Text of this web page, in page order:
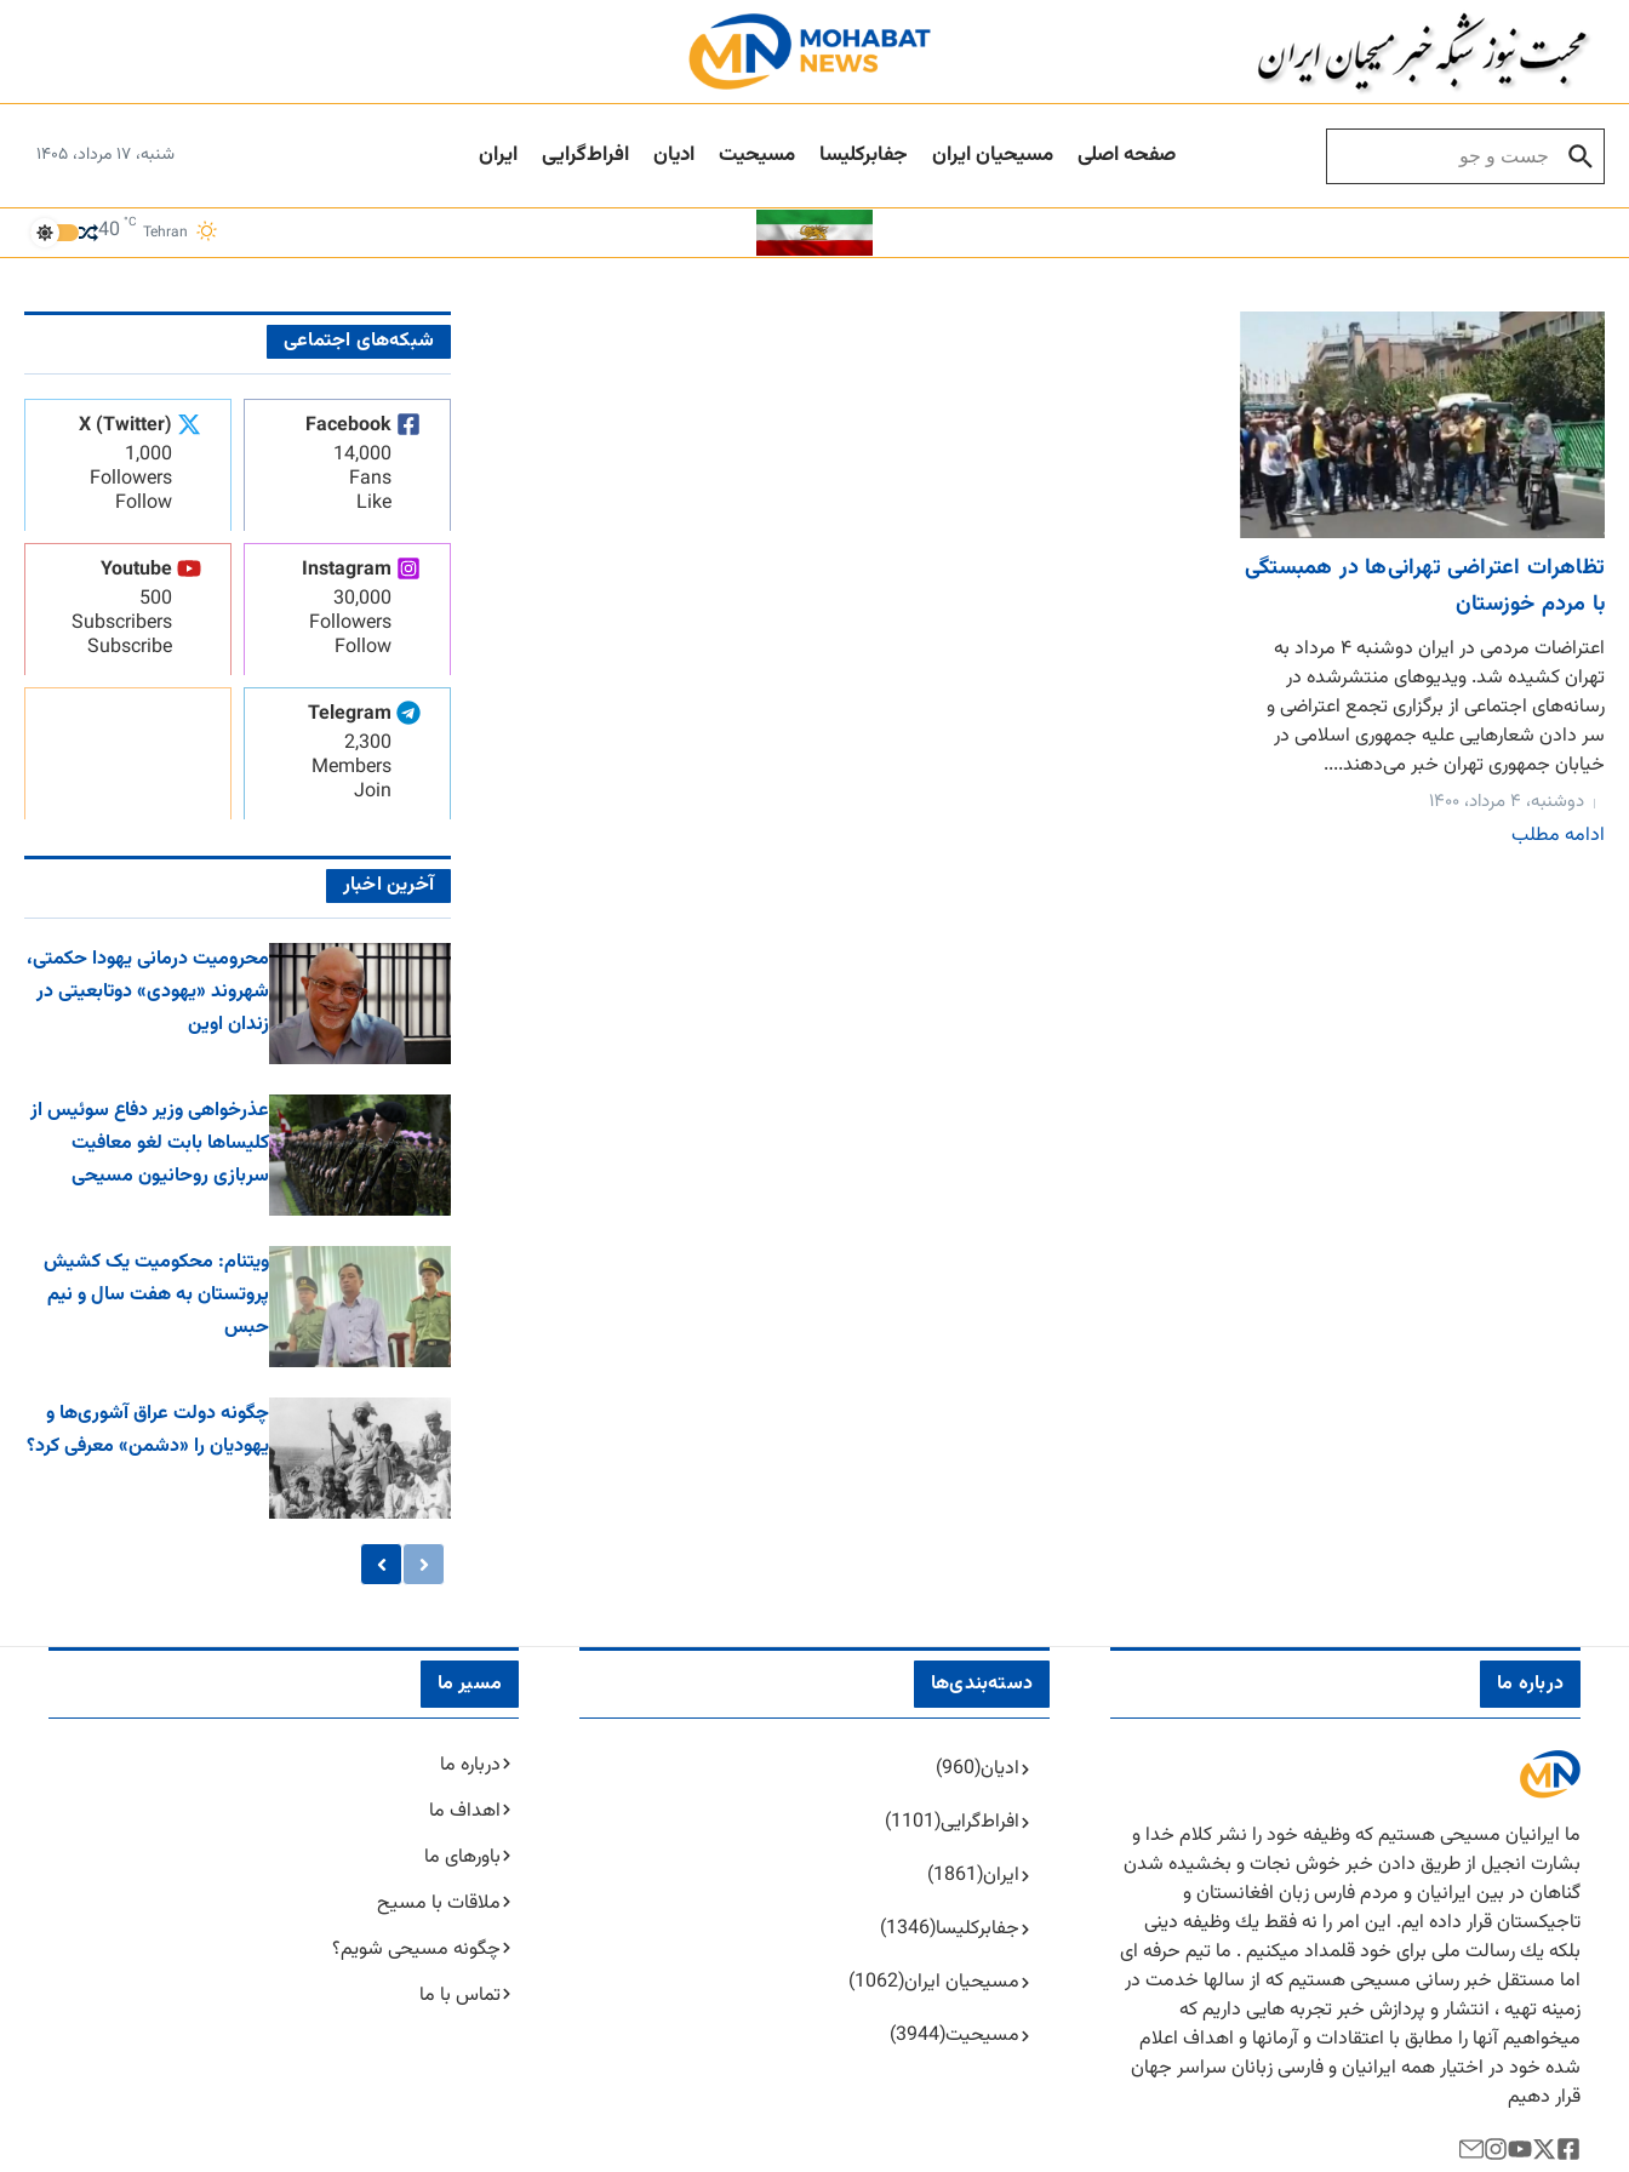
صفحه اصلی مسیحیان ایران جفا‌بر‌کلیسا مسیحیت ادیان افراط‌گرایی ایران شنبه، ۱۷ مرداد، ۱۴۰۵
Tehran
40 °C
تظاهرات اعتراضی تهرانی‌ها در همبستگی
با مردم خوزستان
اعتراضات مردمی در ایران دوشنبه ۴ مرداد به
تهران کشیده شد. ویدیوهای منتشرشده در
رسانه‌های اجتماعی از برگزاری تجمع اعتراضی و
سر دادن شعارهایی علیه جمهوری اسلامی در
خیابان جمهوری تهران خبر می‌دهند....
دوشنبه، ۴ مرداد، ۱۴۰۰
ادامه مطلب
شبکه‌های اجتماعی
Facebook
14,000
Fans
Like
X (Twitter)
1,000
Followers
Follow
Instagram
30,000
Followers
Follow
Youtube
500
Subscribers
Subscribe
Telegram
2,300
Members
Join
آخرین اخبار
محرومیت درمانی یهودا حکمتی،
شهروند «یهودی» دوتابعیتی در
زندان اوین
عذرخواهی وزیر دفاع سوئیس از
کلیساها بابت لغو معافیت
سربازی روحانیون مسیحی
ویتنام: محکومیت یک کشیش
پروتستان به هفت سال و نیم
حبس
چگونه دولت عراق آشوری‌ها و
یهودیان را «دشمن» معرفی کرد؟
درباره ما
ما ایرانیان مسیحی هستیم كه وظیفه خود را نشر كلام خدا و
بشارت انجیل از طریق دادن خبر خوش نجات و بخشیده شدن
گناهان در بین ایرانیان و مردم فارس زبان افغانستان و
تاجیكستان قرار داده ایم. این امر را نه فقط یك وظیفه دینی
بلكه یك رسالت ملی برای خود قلمداد میكنیم . ما تیم حرفه ای
اما مستقل خبر رسانی مسیحی هستیم كه از سالها خدمت در
زمینه تهیه ، انتشار و پردازش خبر تجربه هایی داریم كه
میخواهیم آنها را مطابق با اعتقادات و آرمانها و اهداف اعلام
شده خود در اختیار همه ایرانیان و فارسی زبانان سراسر جهان
قرار دهیم
دسته‌بندی‌ها
ادیان(960)
افراط‌گرایی(1101)
ایران(1861)
جفا‌بر‌کلیسا(1346)
مسیحیان ایران(1062)
مسیحیت(3944)
مسیر ما
درباره ما
اهداف ما
باورهای ما
ملاقات با مسیح
چگونه مسیحی شویم؟
تماس با ما